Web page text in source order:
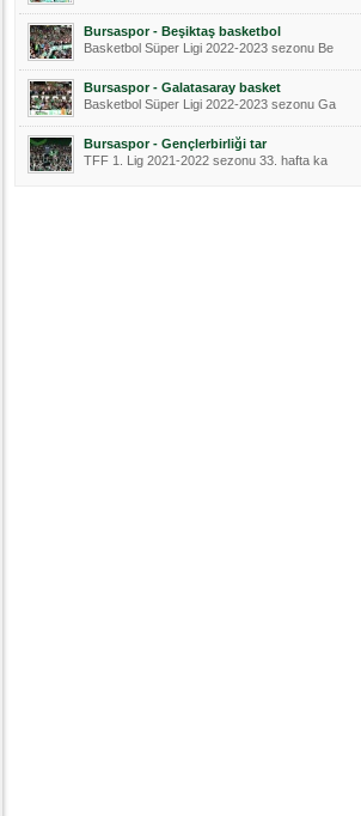
Bursaspor - Beşiktaş basketbol
Basketbol Süper Ligi 2022-2023 sezonu Be
Bursaspor - Galatasaray basket
Basketbol Süper Ligi 2022-2023 sezonu Ga
Bursaspor - Gençlerbirliği tar
TFF 1. Lig 2021-2022 sezonu 33. hafta ka